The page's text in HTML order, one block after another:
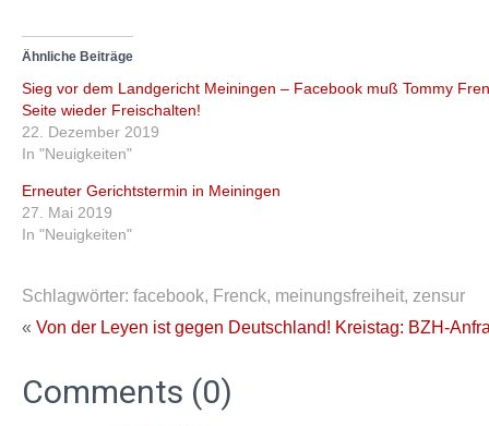
Ähnliche Beiträge
Sieg vor dem Landgericht Meiningen – Facebook muß Tommy
Seite wieder Freischalten!
22. Dezember 2019
In "Neuigkeiten"
Erneuter Gerichtstermin in Meiningen
27. Mai 2019
In "Neuigkeiten"
Schlagwörter: facebook, Frenck, meinungsfreiheit, zensur
« Von der Leyen ist gegen Deutschland! Kreistag: BZH-
Comments (0)